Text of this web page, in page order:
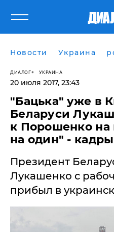
Новости Украина
ДИАЛОГ УКРАИНА
20 июля 2017, 23:43
"Бацька" уже в
Беларуси
к Порошенко на
на один" - кадры
Президент
Лукашенко с
прибыл в